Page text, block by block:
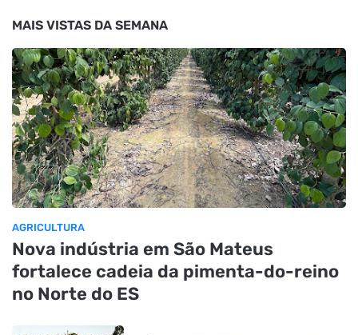
MAIS VISTAS DA SEMANA
AGRICULTURA
Nova indústria em São Mateus
fortalece cadeia da pimenta-do-reino
no Norte do ES